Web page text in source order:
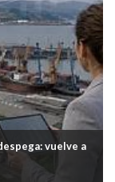
vuelve a